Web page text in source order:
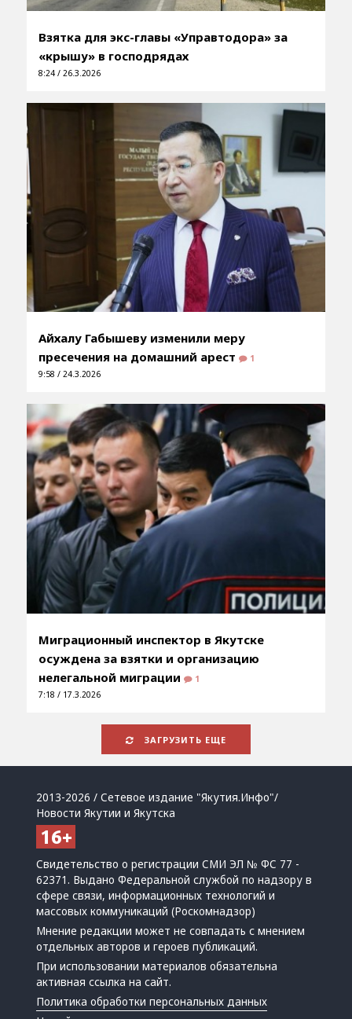
Взятка для экс-главы «Управтодора» за
«крышу» в господрядах
8:24 / 26.3.2026
Айхалу Габышеву изменили меру
пресечения на домашний арест
1
9:58 / 24.3.2026
Миграционный инспектор в Якутске
осуждена за взятки и организацию
нелегальной миграции
1
7:18 / 17.3.2026
ЗАГРУЗИТЬ ЕЩЕ
2013-2026 / Сетевое издание "Якутия.Инфо"/
Новости Якутии и Якутска
Свидетельство о регистрации СМИ ЭЛ № ФС 77 -
62371. Выдано Федеральной службой по надзору в
сфере связи, информационных технологий и
массовых коммуникаций (Роскомнадзор)
Мнение редакции может не совпадать с мнением
отдельных авторов и героев публикаций.
При использовании материалов обязательна
активная ссылка на сайт.
Политика обработки персональных данных